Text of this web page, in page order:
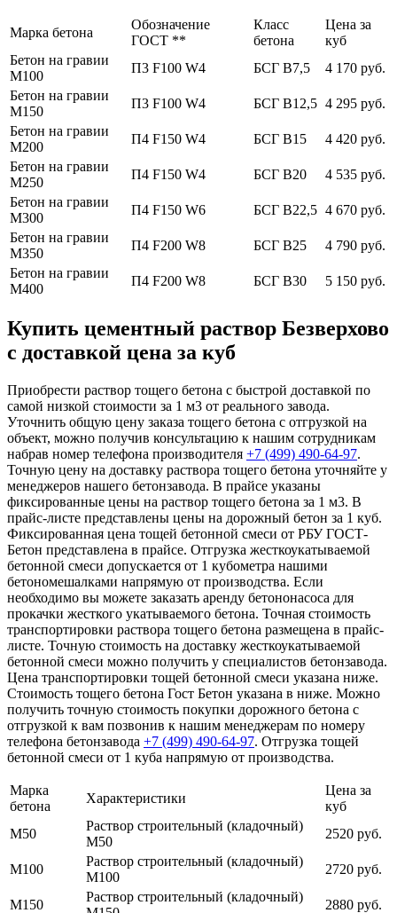
Марка бетона
Обозначение
ГОСТ **
Класс
бетона
Цена за
куб
Бетон на гравии
М100
П3 F100 W4 БСГ В7,5
4 170 руб.
Бетон на гравии
М150
П3 F100 W4 БСГ В12,5 4 295 руб.
Бетон на гравии
М200
П4 F150 W4 БСГ В15
4 420 руб.
Бетон на гравии
М250
П4 F150 W4 БСГ В20
4 535 руб.
Бетон на гравии
М300
П4 F150 W6 БСГ В22,5 4 670 руб.
Бетон на гравии
М350
П4 F200 W8 БСГ В25
4 790 руб.
Бетон на гравии
М400
П4 F200 W8 БСГ В30 5 150 руб.
Купить цементный раствор Безверхово
с доставкой цена за куб
Приобрести раствор тощего бетона с быстрой доставкой по
самой низкой стоимости за 1 м3 от реального завода.
Уточнить общую цену заказа тощего бетона с отгрузкой на
объект, можно получив консультацию к нашим сотрудникам
набрав номер телефона производителя +7 (499) 490-64-97.
Точную цену на доставку раствора тощего бетона уточняйте у
менеджеров нашего бетонзавода. В прайсе указаны
фиксированные цены на раствор тощего бетона за 1 м3. В
прайс-листе представлены цены на дорожный бетон за 1 куб.
Фиксированная цена тощей бетонной смеси от РБУ ГОСТ-
Бетон представлена в прайсе. Отгрузка жесткоукатываемой
бетонной смеси допускается от 1 кубометра нашими
бетономешалками напрямую от производства. Если
необходимо вы можете заказать аренду бетононасоса для
прокачки жесткого укатываемого бетона. Точная стоимость
транспортировки раствора тощего бетона размещена в прайс-
листе. Точную стоимость на доставку жесткоукатываемой
бетонной смеси можно получить у специалистов бетонзавода.
Цена транспортировки тощей бетонной смеси указана ниже.
Стоимость тощего бетона Гост Бетон указана в ниже. Можно
получить точную стоимость покупки дорожного бетона с
отгрузкой к вам позвонив к нашим менеджерам по номеру
телефона бетонзавода +7 (499) 490-64-97. Отгрузка тощей
бетонной смеси от 1 куба напрямую от производства.
Марка
бетона
Характеристики
Цена за
куб
М50
Раствор строительный (кладочный)
М50
2520 руб.
М100
Раствор строительный (кладочный)
М100
2720 руб.
М150
Раствор строительный (кладочный)
2880 руб.